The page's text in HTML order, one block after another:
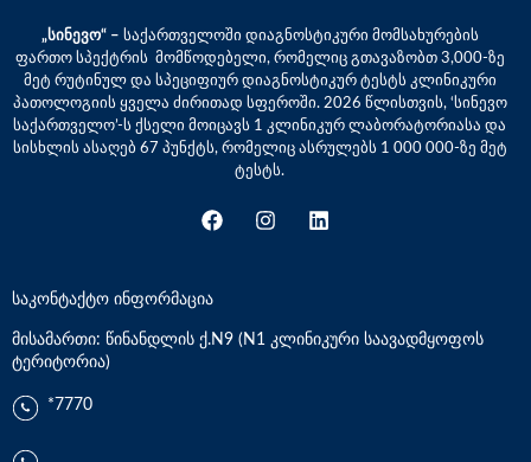
„სინევო“ – საქართველოში დიაგნოსტიკური მომსახურების
ფართო სპექტრის მომწოდებელი, რომელიც გთავაზობთ 3,000-ზე
მეტ რუტინულ და სპეციფიურ დიაგნოსტიკურ ტესტს კლინიკური
პათოლოგიის ყველა ძირითად სფეროში. 2026 წლისთვის, ‘სინევო
საქართველო’-ს ქსელი მოიცავს 1 კლინიკურ ლაბორატორიასა და
სისხლის ასაღებ 67 პუნქტს, რომელიც ასრულებს 1 000 000-ზე მეტ
ტესტს.
საკონტაქტო ინფორმაცია
მისამართი: წინანდლის ქ.N9 (N1 კლინიკური საავადმყოფოს
ტერიტორია)
*7770